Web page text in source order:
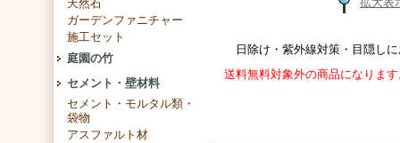
天然石
ガーデンファニチャー
施工セット
庭園の竹
セメント・壁材料
セメント・モルタル類・
袋物
アスファルト材
日除け・紫外線対策・目隠し
送料無料対象外の商品になりま